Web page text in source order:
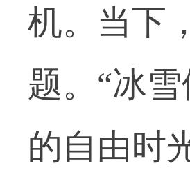
机。当下
题。“冰
的自由时